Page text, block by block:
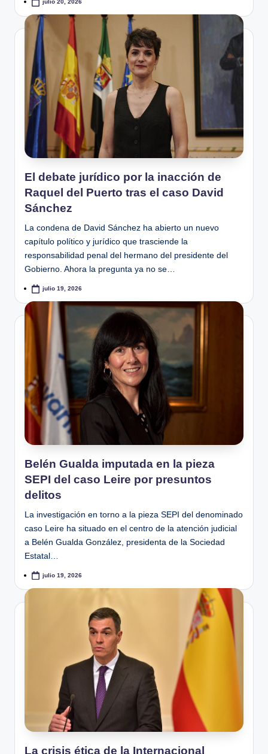
julio 20, 2026
El debate jurídico por la inacción de
Raquel del Puerto tras el caso David
Sánchez
La condena de David Sánchez ha abierto un nuevo
capítulo político y jurídico que trasciende la
responsabilidad penal del hermano del presidente del
Gobierno. Ahora la pregunta ya no se…
julio 19, 2026
Belén Gualda imputada en la pieza
SEPI del caso Leire por presuntos
delitos
La investigación en torno a la pieza SEPI del denominado
caso Leire ha situado en el centro de la atención judicial
a Belén Gualda González, presidenta de la Sociedad
Estatal…
julio 19, 2026
La crisis ética de la Internacional